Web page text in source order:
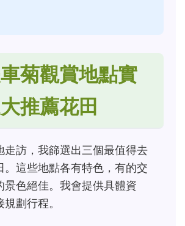
菊觀賞地點實
推薦花田
走訪，我篩選出三個最值得去
。這些地點各有特色，有的交
景色絕佳。我會提供具體資
劃行程。